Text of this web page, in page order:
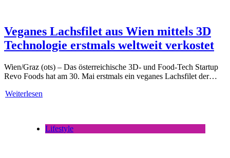
Veganes Lachsfilet aus Wien mittels 3D
Technologie erstmals weltweit verkostet
Wien/Graz (ots) – Das österreichische 3D- und Food-Tech Startup
Revo Foods hat am 30. Mai erstmals ein veganes Lachsfilet der…
Weiterlesen
Lifestyle